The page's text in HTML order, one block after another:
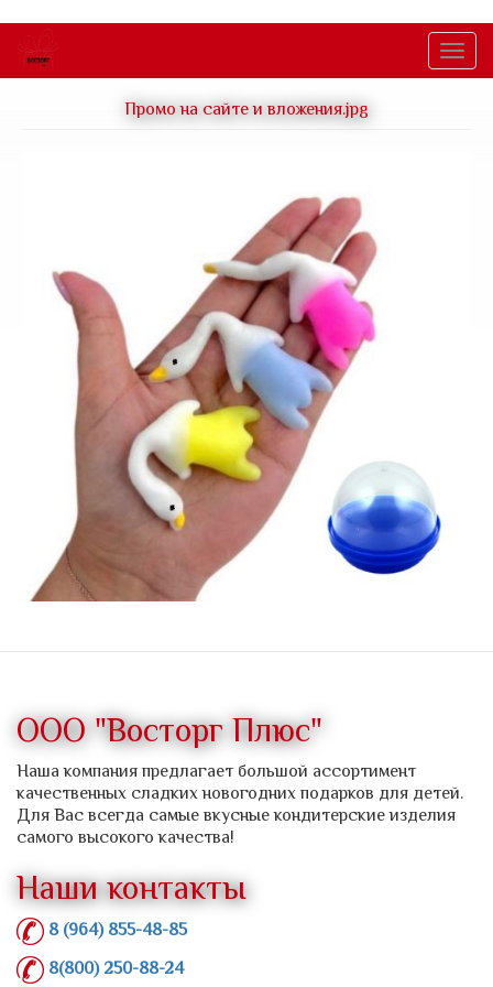
основному
содержанию
Промо на сайте и вложения.jpg
ООО "Восторг Плюс"
Наша компания предлагает большой ассортимент
качественных сладких новогодних подарков для детей.
Для Вас всегда самые вкусные кондитерские изделия
самого высокого качества!
Наши контакты
8 (964) 855-48-85
8(800) 250-88-24